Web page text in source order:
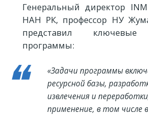
Генеральный директор
НАН РК, профессор НУ
представил ключевые
программы:
«Задачи программы
ресурсной базы,
извлечения и
применение, в том числе